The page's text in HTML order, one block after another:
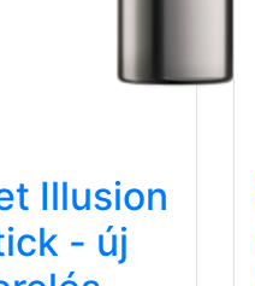
Illusion
- új